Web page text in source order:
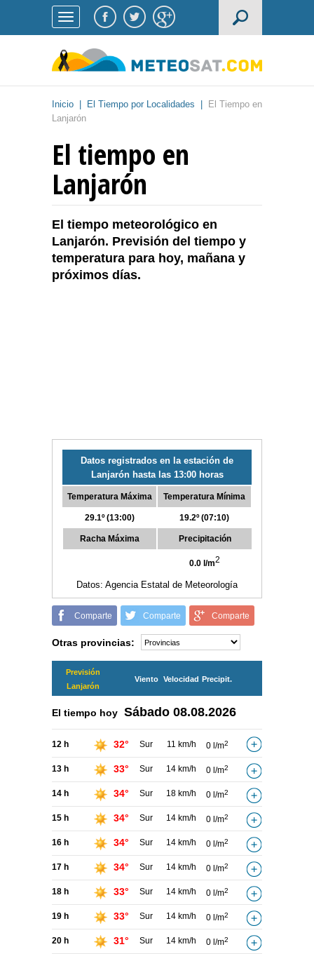
Inicio El Tiempo por Localidades
El Tiempo en
Lanjarón
El tiempo en
Lanjarón
El tiempo meteorológico en
Lanjarón. Previsión del tiempo y
temperatura para hoy, mañana y
próximos días.
Datos registrados en la estación de
Lanjarón hasta las 13:00 horas
Temperatura Máxima
29.1º (13:00)
Temperatura Mínima
19.2º (07:10)
Racha Máxima Precipitación
0.0 l/m2
Datos: Agencia Estatal de Meteorología
Comparte Comparte Comparte
Otras provincias:
Previsión
Lanjarón
Viento Velocidad Precipit.
El tiempo hoy Sábado 08.08.2026
12 h 32° Sur 11 km/h 0 l/m2
13 h 33° Sur 14 km/h 0 l/m2
14 h 34° Sur 18 km/h 0 l/m2
15 h 34° Sur 14 km/h 0 l/m2
16 h 34° Sur 14 km/h 0 l/m2
17 h 34° Sur 14 km/h 0 l/m2
18 h 33° Sur 14 km/h 0 l/m2
19 h 33° Sur 14 km/h 0 l/m2
20 h 31° Sur 14 km/h 0 l/m2